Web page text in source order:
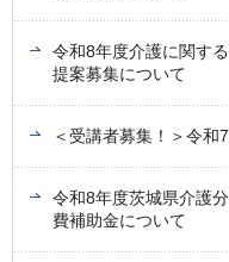
令和8年度介護に関す
提案募集について
＜受講者募集！＞令和
令和8年度茨城県介護
費補助金について